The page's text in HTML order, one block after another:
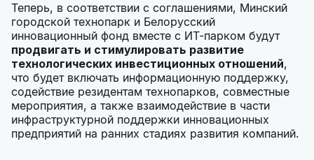
Теперь, в соответствии с соглашениями, Минский
городской технопарк и Белорусский
инновационный фонд вместе с ИТ-парком будут
продвигать и стимулировать развитие
технологических инвестиционных отношений,
что будет включать информационную поддержку,
содействие резидентам технопарков, совместные
мероприятия, а также взаимодействие в части
инфраструктурной поддержки инновационных
предприятий на ранних стадиях развития компаний.